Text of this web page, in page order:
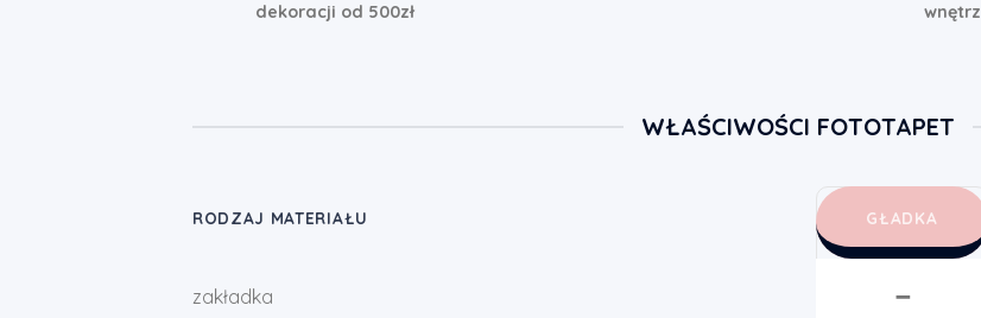
dekoracji od 500zł
wnętrz
WŁAŚCIWOŚCI FOTOTAPET
RODZAJ MATERIAŁU
zakładka
GŁADKA
➖